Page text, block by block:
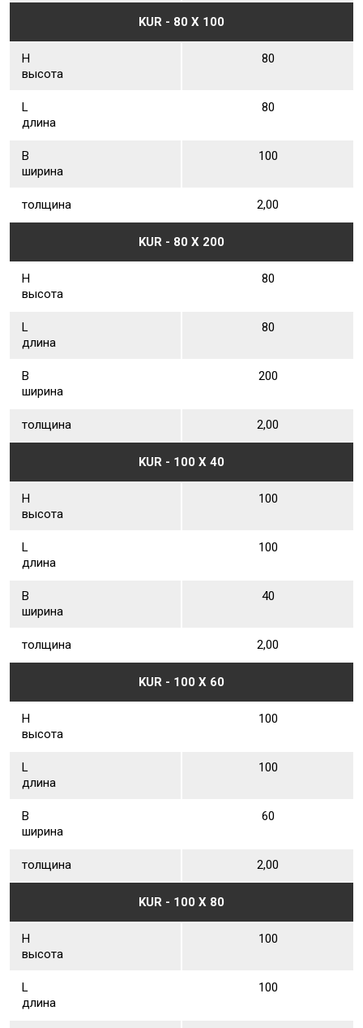
KUR - 80 Х 100
Н
высота
80
L
длина
80
В
ширина
100
толщина 2,00
KUR - 80 Х 200
Н
высота
80
L
длина
80
В
ширина
200
толщина 2,00
KUR - 100 Х 40
Н
высота
100
L
длина
100
В
ширина
40
толщина 2,00
KUR - 100 Х 60
Н
высота
100
L
длина
100
В
ширина
60
толщина 2,00
KUR - 100 Х 80
Н
высота
100
L
длина
100